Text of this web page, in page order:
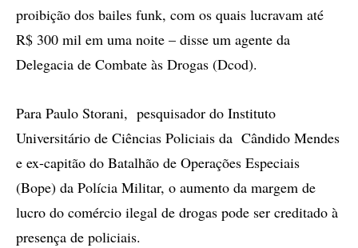
proibição dos bailes funk, com os quais lucravam até
R$ 300 mil em uma noite – disse um agente da
Delegacia de Combate às Drogas (Dcod).
Para Paulo Storani, pesquisador do Instituto
Universitário de Ciências Policiais da Cândido Mendes
e ex-capitão do Batalhão de Operações Especiais
(Bope) da Polícia Militar, o aumento da margem de
lucro do comércio ilegal de drogas pode ser creditado à
presença de policiais.